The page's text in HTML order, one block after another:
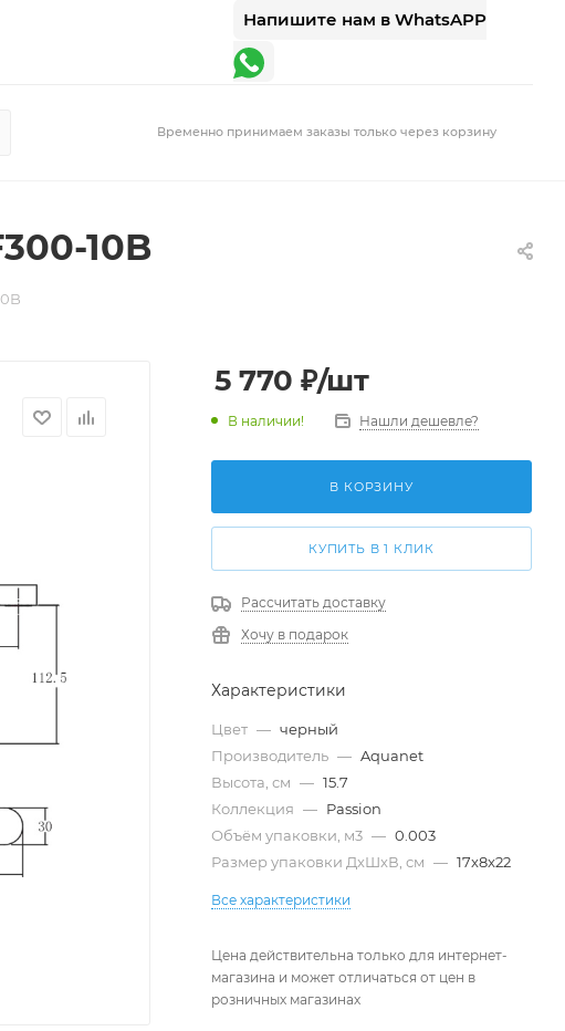
Напишите нам в WhatsAPP
Временно принимаем заказы только через корзину
10B
5 770 ₽/шт
В наличии! Нашли дешевле?
В КОРЗИНУ
КУПИТЬ В 1 КЛИК
Рассчитать доставку
Хочу в подарок
Характеристики
Цвет — черный
Производитель — Aquanet
Высота, см — 15.7
Коллекция — Passion
Объём упаковки, м3 — 0.003
Размер упаковки ДxШxВ, см — 17x8x22
Все характеристики
Цена действительна только для интернет-
магазина и может отличаться от цен в
розничных магазинах